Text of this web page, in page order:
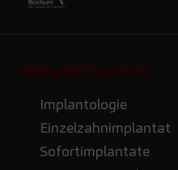
IMPLANTOLOGIE
Implantologie
Einzelzahnimplantat
Sofortimplantate